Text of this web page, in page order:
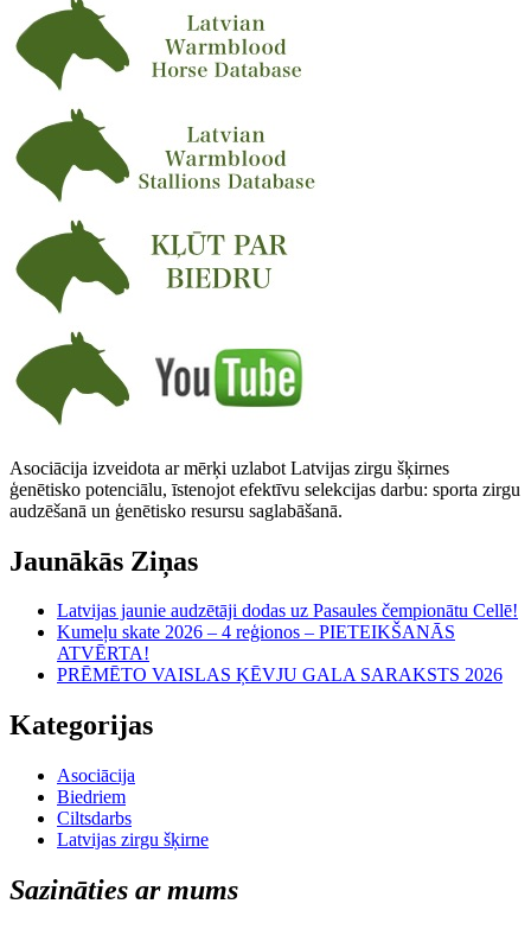
Asociācija izveidota ar mērķi uzlabot Latvijas zirgu šķirnes
ģenētisko potenciālu, īstenojot efektīvu selekcijas darbu: sporta zirgu
audzēšanā un ģenētisko resursu saglabāšanā.
Jaunākās Ziņas
Latvijas jaunie audzētāji dodas uz Pasaules čempionātu Cellē!
Kumeļu skate 2026 – 4 reģionos – PIETEIKŠANĀS
ATVĒRTA!
PRĒMĒTO VAISLAS ĶĒVJU GALA SARAKSTS 2026
Kategorijas
Asociācija
Biedriem
Ciltsdarbs
Latvijas zirgu šķirne
Sazināties ar mums